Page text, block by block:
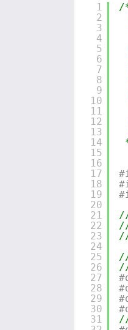
1
2
3
4
5
6
7
8
9
10
11
12
13
14
15
16
17
18
19
20
21
22
23
24
25
26
27
28
29
30
31
/